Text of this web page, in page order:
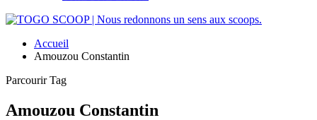
Accueil
Amouzou Constantin
Parcourir Tag
Amouzou Constantin